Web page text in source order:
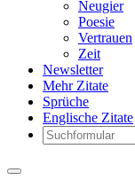
Neugier
Poesie
Vertrauen
Zeit
Newsletter
Mehr Zitate
Sprüche
Englische Zitate